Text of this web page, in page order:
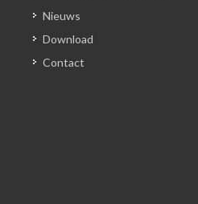
Nieuws
Download
Contact